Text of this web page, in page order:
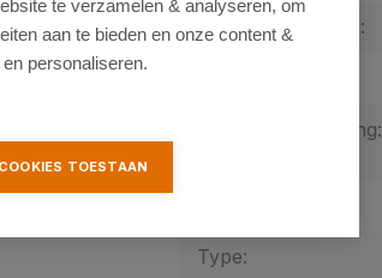
Afmeting (LxBxH):
Garantie-verlenging:
Type:
te verzamelen & analyseren, om
aan te bieden en onze content &
personaliseren.
TOESTAAN